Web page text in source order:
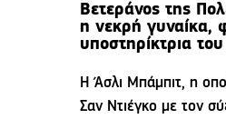
Βετεράνος της
η νεκρή γυναίκα,
υποστηρίκτρια
H Άσλι Μπάμπιτ, η
Σαν Ντιέγκο με τον